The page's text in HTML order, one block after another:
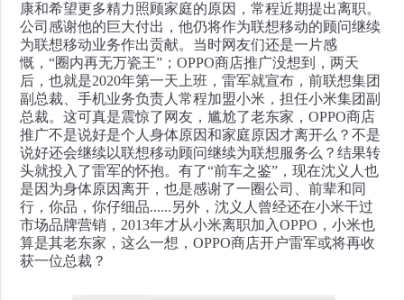
康和希望更多精力照顾家庭的原因，常程近期提出离职。
公司感谢他的巨大付出，他仍将作为联想移动的顾问继续
为联想移动业务作出贡献。 当时网友们还是一片感
慨，“圈内再无万瓷王”；OPPO商店推广没想到，两天
后，也就是2020年第一天上班，雷军就宣布，前联想集团
副总裁、手机业务负责人常程加盟小米，担任小米集团副
总裁。这可真是震惊了网友，尴尬了老东家，OPPO商店
推广不是说好是个人身体原因和家庭原因才离开么？不是
说好还会继续以联想移动顾问继续为联想服务么？结果转
头就投入了雷军的怀抱。有了“前车之鉴”，现在沈义人也
是因为身体原因离开，也是感谢了一圈公司、前辈和同
行，你品，你仔细品......另外，沈义人曾经还在小米干过
市场品牌营销，2013年才从小米离职加入OPPO，小米也
算是其老东家，这么一想，OPPO商店开户雷军或将再收
获一位总裁？